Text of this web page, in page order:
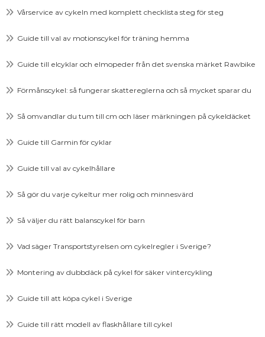
Vårservice av cykeln med komplett checklista steg för steg
Guide till val av motionscykel för träning hemma
Guide till elcyklar och elmopeder från det svenska märket Rawbike
Förmånscykel: så fungerar skattereglerna och så mycket sparar du
Så omvandlar du tum till cm och läser märkningen på cykeldäcket
Guide till Garmin för cyklar
Guide till val av cykelhållare
Så gör du varje cykeltur mer rolig och minnesvärd
Så väljer du rätt balanscykel för barn
Vad säger Transportstyrelsen om cykelregler i Sverige?
Montering av dubbdäck på cykel för säker vintercykling
Guide till att köpa cykel i Sverige
Guide till rätt modell av flaskhållare till cykel